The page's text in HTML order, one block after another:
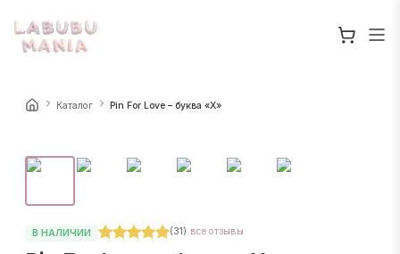
Каталог Pin For Love – буква «X»
В НАЛИЧИИ (31) все отзывы